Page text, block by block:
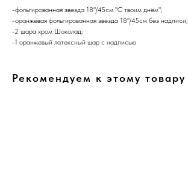
-фольгированная звезда 18"/45см "С твоим днём";
-оранжевая фольгированная звезда 18"/45см без надписи;
-2 шара хром Шоколад;
-1 оранжевый латексный шар с надписью
Рекомендуем к этому товару